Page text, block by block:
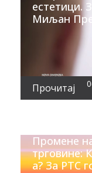
естетици.
Миљан
Прочитај
Промене
трговине:
а? За РТС